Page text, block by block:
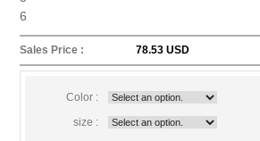
6
Sales Price : 78.53 USD
Color :
size :